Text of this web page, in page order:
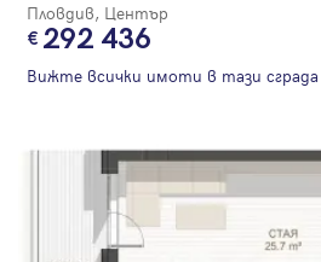
Пловдив, Център
292 436
Вижте всички имоти в тази сграда